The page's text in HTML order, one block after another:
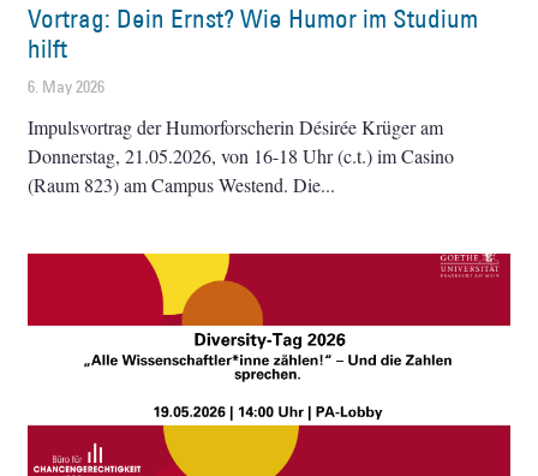
Vortrag: Dein Ernst? Wie Humor im Studium
hilft
6. May 2026
Impulsvortrag der Humorforscherin Désirée Krüger am
Donnerstag, 21.05.2026, von 16-18 Uhr (c.t.) im Casino
(Raum 823) am Campus Westend. Die